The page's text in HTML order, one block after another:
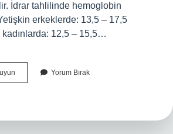
İdrar tahlilinde hemoglobin
erkeklerde: 13,5 – 17,5
12,5 – 15,5…
Hb
Yorum Bırak